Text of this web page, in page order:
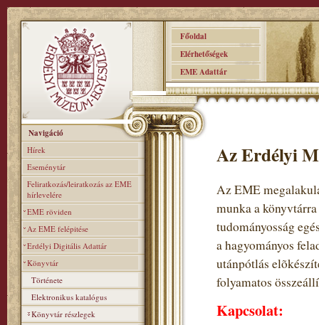
Főoldal
Elérhetőségek
EME Adattár
Navigáció
Hírek
Eseménytár
Feliratkozás/leiratkozás az EME
hírlevelére
EME röviden
Az EME felépitése
Erdélyi Digitális Adattár
Könyvtár
Története
Elektronikus katalógus
Könyvtár részlegek
Az Erdélyi
Az EME
munka a
tudományosság
a hagyományos
utánpótlás
folyamatos
Kapcsolat: